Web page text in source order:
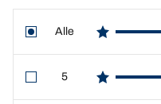
Alle
star reviews
5
star reviews